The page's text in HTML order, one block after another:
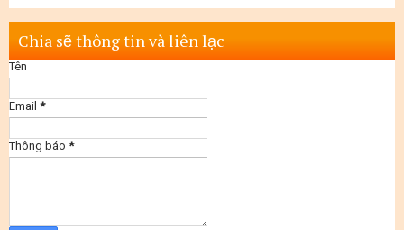
Chia sẽ thông tin và liên lạc
Tên
Email *
Thông báo *